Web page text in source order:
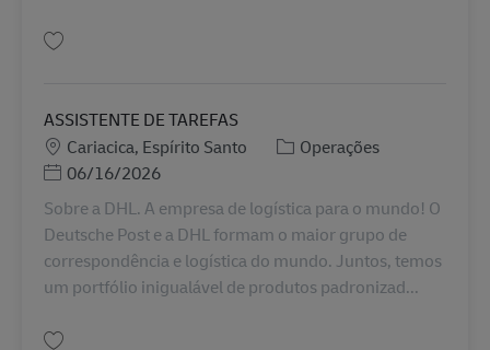
ASSISTENTE DE TAREFAS
Localização
Cariacica, Espírito Santo Categoria
Operações
Posted Date
06/16/2026
Sobre a DHL. A empresa de logística para o mundo! O
Deutsche Post e a DHL formam o maior grupo de
correspondência e logística do mundo. Juntos, temos
um portfólio inigualável de produtos padronizad...